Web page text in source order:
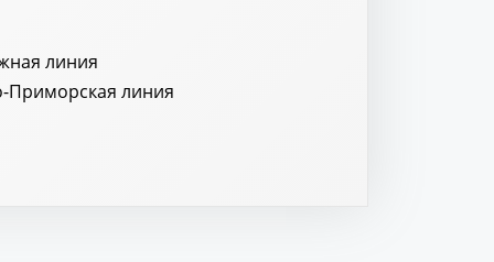
линия
Приморская линия